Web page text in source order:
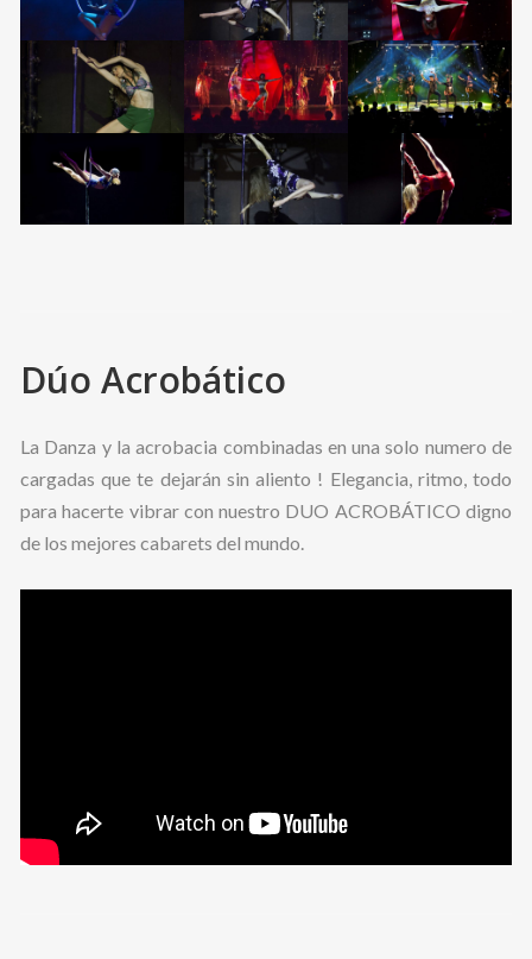
Dúo Acrobático
La Danza y la acrobacia combinadas en una solo numero de
cargadas que te dejarán sin aliento ! Elegancia, ritmo, todo
para hacerte vibrar con nuestro DUO ACROBÁTICO digno
de los mejores cabarets del mundo.